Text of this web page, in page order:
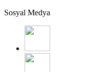
Sosyal Medya